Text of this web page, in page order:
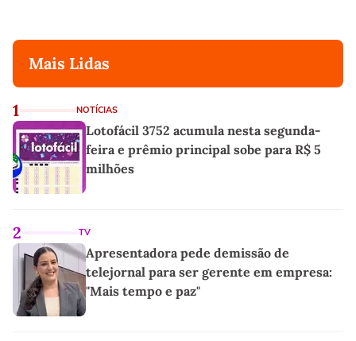
Mais Lidas
1 NOTÍCIAS
Lotofácil 3752 acumula nesta segunda-
feira e prêmio principal sobe para R$ 5
milhões
2 TV
Apresentadora pede demissão de
telejornal para ser gerente em empresa:
"Mais tempo e paz"